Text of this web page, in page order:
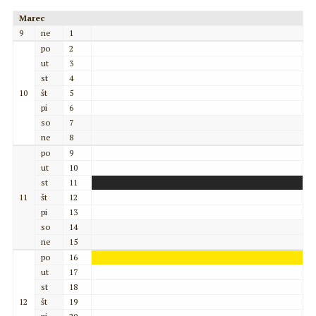
Marec
9
ne 1
10
po
2
ut
3
st
4
št
5
pi
6
so
7
ne
8
11
po
9
ut
10
st
11
št
12
pi
13
so
14
ne
15
12
po
16
ut
17
st
18
št
19